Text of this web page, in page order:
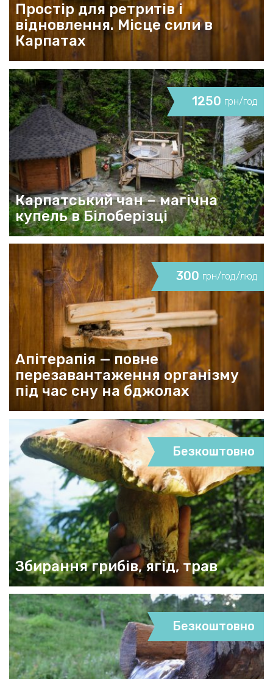
Простір для ретритів і
відновлення. Місце сили в
Карпатах
1250 грн/год
Карпатський чан – магічна
купель в Білоберізці
300 грн/год/люд
Апітерапія — повне
перезавантаження організму
під час сну на бджолах
Безкоштовно
Збирання грибів, ягід, трав
Безкоштовно